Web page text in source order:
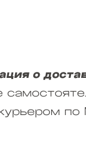
о